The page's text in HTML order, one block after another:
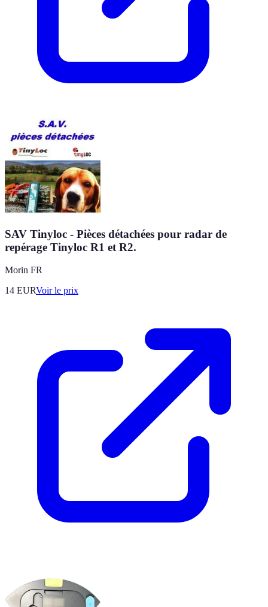
SAV Tinyloc - Pièces détachées pour radar de
repérage Tinyloc R1 et R2.
Morin FR
14 EURVoir le prix